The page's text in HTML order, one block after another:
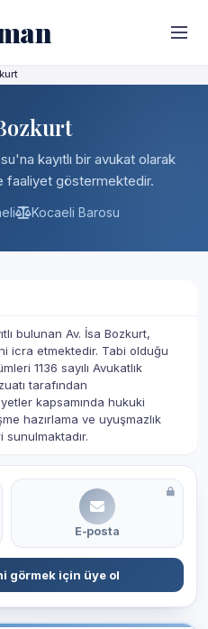
kayıtlı bir avukat olarak
faaliyet göstermektedir.
Kocaeli Barosu
bulunan Av. İsa Bozkurt,
icra etmektedir. Tabi olduğu
1136 sayılı Avukatlık
tarafından
kapsamında hukuki
hazırlama ve uyuşmazlık
E-posta
görmek için üye ol